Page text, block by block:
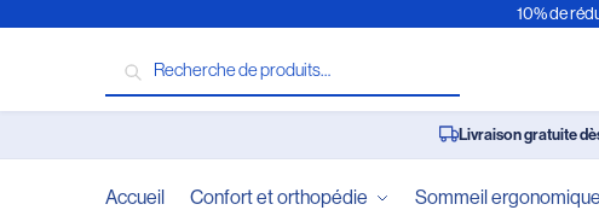
10% de
Recherche
Livraison gratuite
Accueil Confort et orthopédie Sommeil ergonomique